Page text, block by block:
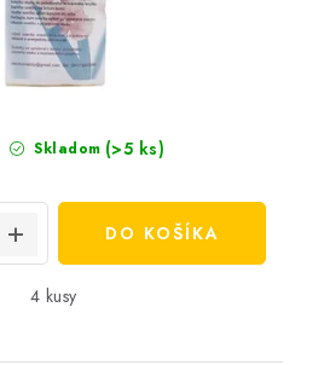
Skladom (>5 ks)
DO KOŠÍKA
4 kusy